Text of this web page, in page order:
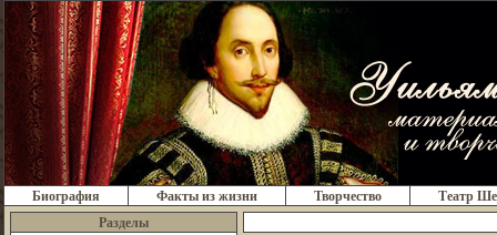
Биография Факты из жизни Творчество
Театр
Разделы